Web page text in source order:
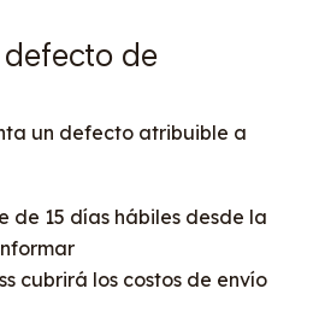
de
un defecto atribuible a
de 15 días hábiles desde la
cubrirá los costos de envío